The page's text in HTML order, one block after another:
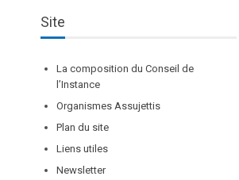
Site
La composition du Conseil de
l’Instance
Organismes Assujettis
Plan du site
Liens utiles
Newsletter